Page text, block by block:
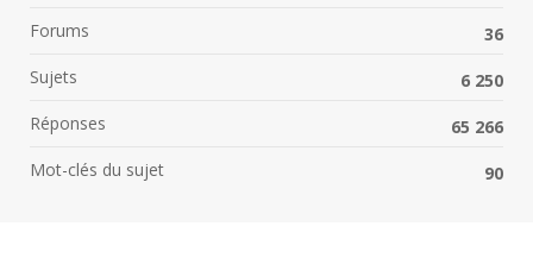
Forums
36
Sujets
6 250
Réponses
65 266
Mot-clés du sujet
90